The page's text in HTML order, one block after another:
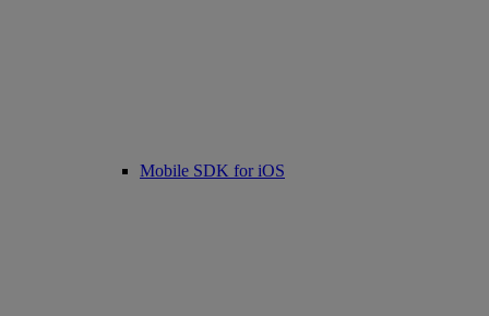
Mobile SDK for iOS